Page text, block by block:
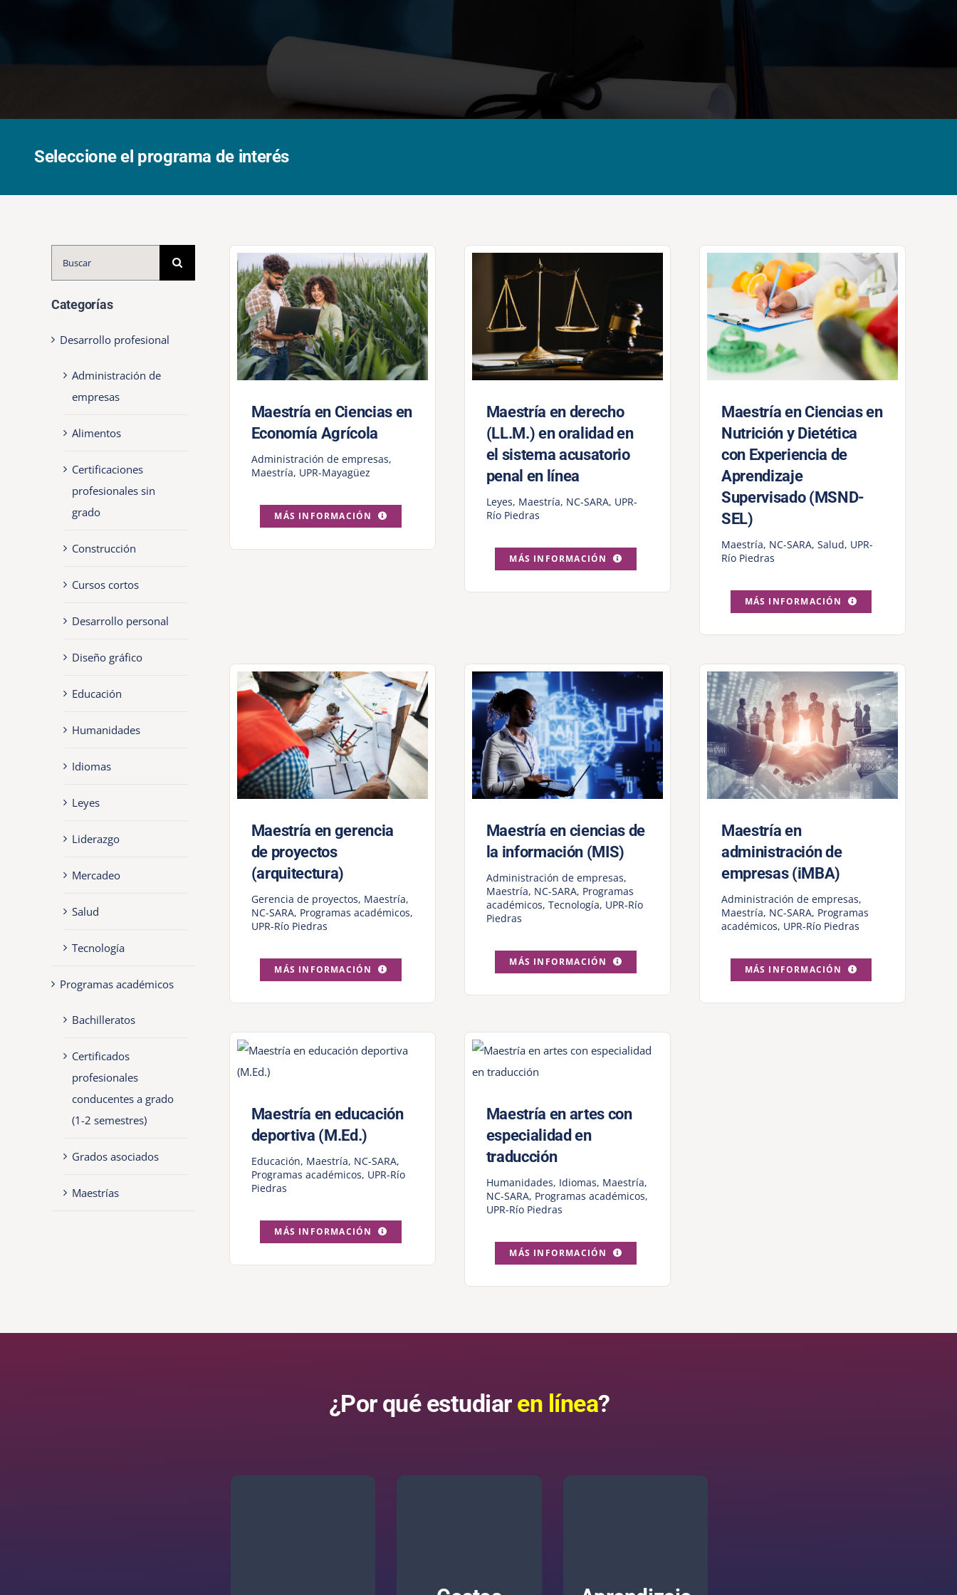
Seleccione el programa de interés
Categorías
Desarrollo profesional
Administración de
empresas
Alimentos
Certificaciones
profesionales sin
grado
Construcción
Cursos cortos
Desarrollo personal
Diseño gráfico
Educación
Humanidades
Idiomas
Leyes
Liderazgo
Mercadeo
Salud
Tecnología
Programas académicos
Bachilleratos
Certificados
profesionales
conducentes a grado
(1-2 semestres)
Grados asociados
Maestrías
Maestría en Ciencias en
Economía Agrícola
Administración de empresas,
Maestría, UPR-Mayagüez
MÁS INFORMACIÓN
Maestría en derecho
(LL.M.) en oralidad en
el sistema acusatorio
penal en línea
Leyes, Maestría, NC-SARA, UPR-
Río Piedras
MÁS INFORMACIÓN
Maestría en Ciencias en
Nutrición y Dietética
con Experiencia de
Aprendizaje
Supervisado (MSND-
SEL)
Maestría, NC-SARA, Salud, UPR-
Río Piedras
MÁS INFORMACIÓN
Maestría en gerencia
de proyectos
(arquitectura)
Gerencia de proyectos, Maestría,
NC-SARA, Programas académicos,
UPR-Río Piedras
MÁS INFORMACIÓN
Maestría en ciencias de
la información (MIS)
Administración de empresas,
Maestría, NC-SARA, Programas
académicos, Tecnología, UPR-Río
Piedras
MÁS INFORMACIÓN
Maestría en
administración de
empresas (iMBA)
Administración de empresas,
Maestría, NC-SARA, Programas
académicos, UPR-Río Piedras
MÁS INFORMACIÓN
Maestría en educación
deportiva (M.Ed.)
Educación, Maestría, NC-SARA,
Programas académicos, UPR-Río
Piedras
MÁS INFORMACIÓN
Maestría en artes con
especialidad en
traducción
Humanidades, Idiomas, Maestría,
NC-SARA, Programas académicos,
UPR-Río Piedras
MÁS INFORMACIÓN
¿Por qué estudiar en línea?